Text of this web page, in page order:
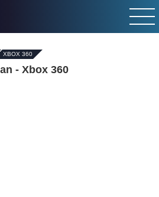
XBOX 360
- Xbox 360